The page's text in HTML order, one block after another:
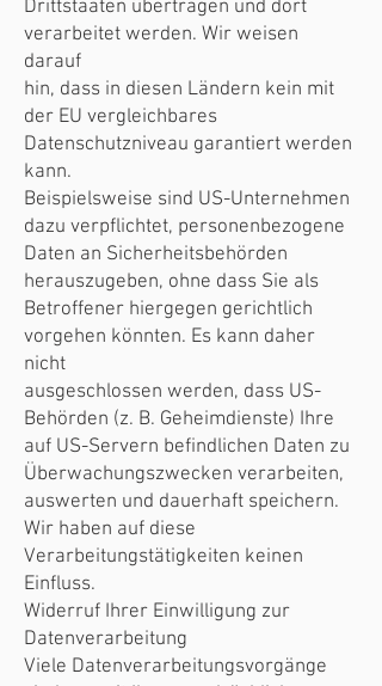
Drittstaaten übertragen und dort
verarbeitet werden. Wir weisen
darauf
hin, dass in diesen Ländern kein mit
der EU vergleichbares
Datenschutzniveau garantiert werden
kann.
Beispielsweise sind US-Unternehmen
dazu verpflichtet, personenbezogene
Daten an Sicherheitsbehörden
herauszugeben, ohne dass Sie als
Betroffener hiergegen gerichtlich
vorgehen könnten. Es kann daher
nicht
ausgeschlossen werden, dass US-
Behörden (z. B. Geheimdienste) Ihre
auf US-Servern befindlichen Daten zu
Überwachungszwecken verarbeiten,
auswerten und dauerhaft speichern.
Wir haben auf diese
Verarbeitungstätigkeiten keinen
Einfluss.
Widerruf Ihrer Einwilligung zur
Datenverarbeitung
Viele Datenverarbeitungsvorgänge